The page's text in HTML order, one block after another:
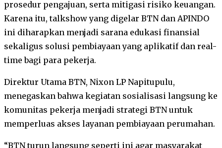
prosedur pengajuan, serta mitigasi risiko keuangan.
Karena itu, talkshow yang digelar BTN dan APINDO
ini diharapkan menjadi sarana edukasi finansial
sekaligus solusi pembiayaan yang aplikatif dan real-
time bagi para pekerja.
Direktur Utama BTN, Nixon LP Napitupulu,
menegaskan bahwa kegiatan sosialisasi langsung ke
komunitas pekerja menjadi strategi BTN untuk
memperluas akses layanan pembiayaan perumahan.
“BTN turun langsung seperti ini agar masyarakat